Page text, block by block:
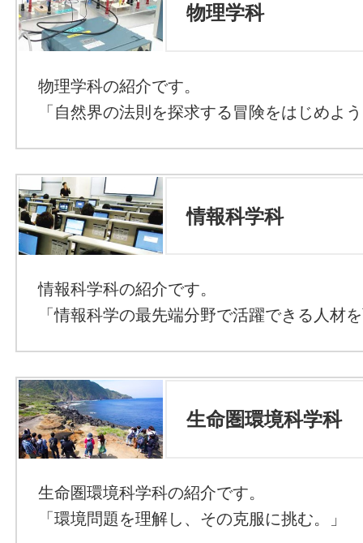
物理学科
物理学科の紹介です。
「自然界の法則を探求する冒険をはじめよ
情報科学科
情報科学科の紹介です。
「情報科学の最先端分野で活躍できる人材
生命圏環境科学科
生命圏環境科学科の紹介です。
「環境問題を理解し、その克服に挑む。」